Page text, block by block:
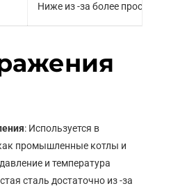
Ниже из -за более простых
: Используется в
промышленные котлы и
и температура
сталь достаточно из -за